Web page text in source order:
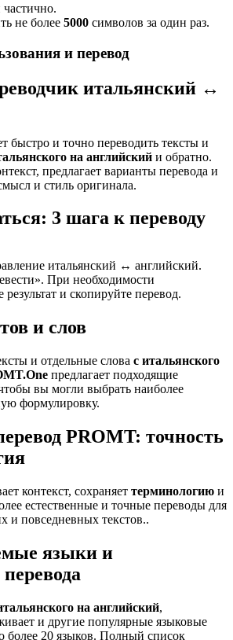
не более 5000 символов за один раз.
и перевод
итальянский ↔
быстро и точно переводить тексты и
на английский и обратно.
предлагает варианты перевода и
и стиль оригинала.
3 шага к переводу
итальянский ↔ английский.
При необходимости
результат и скопируйте перевод.
и слов
и отдельные слова с итальянского
предлагает подходящие
вы могли выбрать наиболее
формулировку.
PROMT: точность
контекст, сохраняет терминологию и
естественные и точные переводы для
и повседневных текстов..
языки и
на английский,
и другие популярные языковые
более 20 языков. Полный список